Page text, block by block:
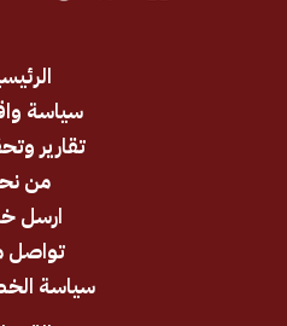
سياسة واقتصاد
تقارير وتحقيقات
ارسل خبرك
تواصل معنا
سياسة الخصوصية